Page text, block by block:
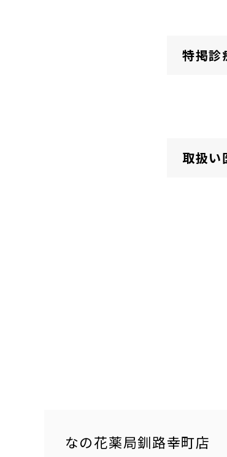
特掲診
取扱い
なの花薬局釧路幸町店